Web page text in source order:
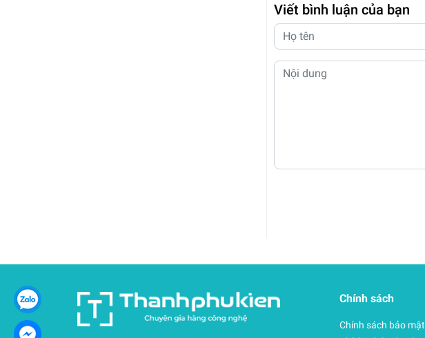
Viết bình luận của bạn
Chính sách
Chính sách bảo mật